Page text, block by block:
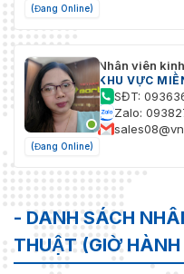
(Đang Online)
(Đang Online)
Nhân viên
KHU VỰC
SĐT:
Zalo:
- DANH SÁCH
THUẬT (GIỜ HÀNH